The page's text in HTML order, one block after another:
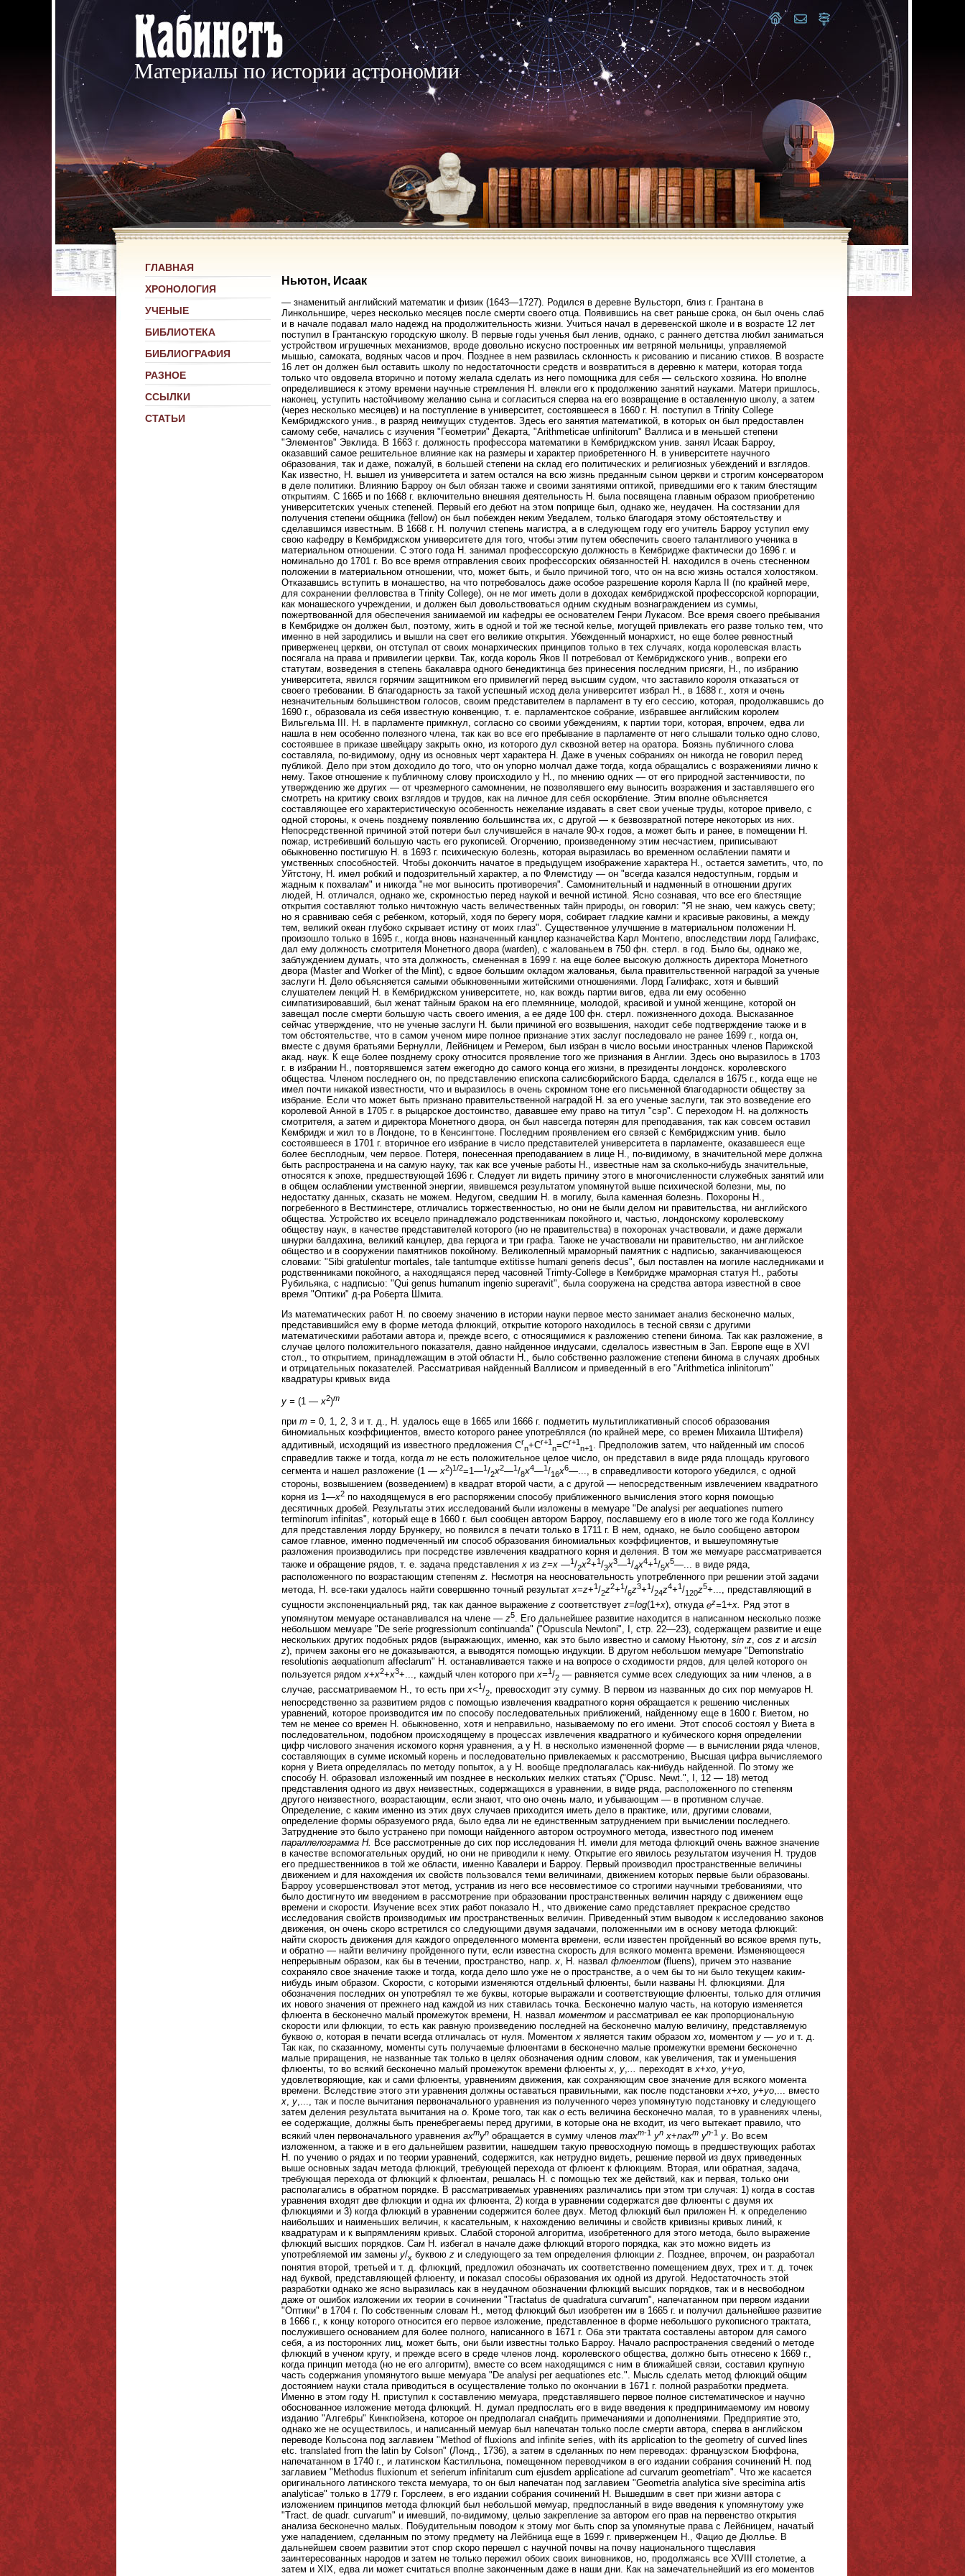
Материалы по истории астрономии
ГЛАВНАЯ
ХРОНОЛОГИЯ
УЧЕНЫЕ
БИБЛИОТЕКА
БИБЛИОГРАФИЯ
РАЗНОЕ
ССЫЛКИ
СТАТЬИ
Ньютон, Исаак
— знаменитый английский математик и физик (1643—1727). Родился в деревне Вульсторп, близ г. Грантана в Линкольншире, через несколько месяцев после смерти своего отца. Появившись на свет раньше срока, он был очень слаб и в начале подавал мало надежд на продолжительность жизни. Учиться начал в деревенской школе и в возрасте 12 лет поступил в Грантанскую городскую школу. В первые годы ученья был ленив, однако, с раннего детства любил заниматься устройством игрушечных механизмов, вроде довольно искусно построенных им ветряной мельницы, управляемой мышью, самоката, водяных часов и проч. Позднее в нем развилась склонность к рисованию и писанию стихов. В возрасте 16 лет он должен был оставить школу по недостаточности средств и возвратиться в деревню к матери, которая тогда только что овдовела вторично и потому желала сделать из него помощника для себя — сельского хозяина. Но вполне определившиеся к этому времени научные стремления Н. влекли его к продолжению занятий науками. Матери пришлось, наконец, уступить настойчивому желанию сына и согласиться сперва на его возвращение в оставленную школу, а затем (через несколько месяцев) и на поступление в университет, состоявшееся в 1660 г. Н. поступил в Trinity College Кембриджского унив., в разряд неимущих студентов. Здесь его занятия математикой, в которых он был предоставлен самому себе, начались с изучения "Геометрии" Декарта, "Arithmeticae unfinitorum" Валлиса и в меньшей степени "Элементов" Эвклида. В 1663 г. должность профессора математики в Кембриджском унив. занял Исаак Барроу, оказавший самое решительное влияние как на размеры и характер приобретенного Н. в университете научного образования, так и даже, пожалуй, в большей степени на склад его политических и религиозных убеждений и взглядов. Как известно, Н. вышел из университета и затем остался на всю жизнь преданным сыном церкви и строгим консерватором в деле политики. Влиянию Барроу он был обязан также и своими занятиями оптикой, приведшими его к таким блестящим открытиям. С 1665 и по 1668 г. включительно внешняя деятельность Н. была посвящена главным образом приобретению университетских ученых степеней. Первый его дебют на этом поприще был, однако же, неудачен. На состязании для получения степени общника (fellow) он был побежден неким Уведалем, только благодаря этому обстоятельству и сделавшимся известным. В 1668 г. Н. получил степень магистра, а в следующем году его учитель Барроу уступил ему свою кафедру в Кембриджском университете для того, чтобы этим путем обеспечить своего талантливого ученика в материальном отношении. С этого года Н. занимал профессорскую должность в Кембридже фактически до 1696 г. и номинально до 1701 г. Во все время отправления своих профессорских обязанностей Н. находился в очень стесненном положении в материальном отношении, что, может быть, и было причиной того, что он на всю жизнь остался холостяком. Отказавшись вступить в монашество, на что потребовалось даже особое разрешение короля Карла II (по крайней мере, для сохранении фелловства в Trinity College), он не мог иметь доли в доходах кембриджской профессорской корпорации, как монашеского учреждении, и должен был довольствоваться одним скудным вознаграждением из суммы, пожертвованной для обеспечения занимаемой им кафедры ее основателем Генри Лукасом. Все время своего пребывания в Кембридже он должен был, поэтому, жить в одной и той же тесной келье, могущей привлекать его разве только тем, что именно в ней зародились и вышли на свет его великие открытия. Убежденный монархист, но еще более ревностный приверженец церкви, он отступал от своих монархических принципов только в тех случаях, когда королевская власть посягала на права и привилегии церкви. Так, когда король Яков II потребовал от Кембриджского унив., вопреки его статутам, возведения в степень бакалавра одного бенедиктинца без принесения последним присяги, Н., по избранию университета, явился горячим защитником его привилегий перед высшим судом, что заставило короля отказаться от своего требовании. В благодарность за такой успешный исход дела университет избрал Н., в 1688 г., хотя и очень незначительным большинством голосов, своим представителем в парламент в ту его сессию, которая, продолжавшись до 1690 г., образовала из себя известную конвенцию, т. е. парламентское собрание, избравшее английским королем Вильгельма III. Н. в парламенте примкнул, согласно со своими убеждениям, к партии тори, которая, впрочем, едва ли нашла в нем особенно полезного члена, так как во все его пребывание в парламенте от него слышали только одно слово, состоявшее в приказе швейцару закрыть окно, из которого дул сквозной ветер на оратора. Боязнь публичного слова составляла, по-видимому, одну из основных черт характера Н. Даже в ученых собраниях он никогда не говорил перед публикой. Дело при этом доходило до того, что он упорно молчал даже тогда, когда обращались с возражениями лично к нему. Такое отношение к публичному слову происходило у Н., по мнению одних — от его природной застенчивости, по утверждению же других — от чрезмерного самомнении, не позволявшего ему выносить возражения и заставлявшего его смотреть на критику своих взглядов и трудов, как на личное для себя оскорбление. Этим вполне объясняется составляющее его характеристическую особенность нежелание издавать в свет свои ученые труды, которое привело, с одной стороны, к очень позднему появлению большинства их, с другой — к безвозвратной потере некоторых из них. Непосредственной причиной этой потери был случившейся в начале 90-х годов, а может быть и ранее, в помещении Н. пожар, истребивший большую часть его рукописей. Огорчению, произведенному этим несчастием, приписывают обыкновенно постигшую Н. в 1693 г. психическую болезнь, которая выразилась во временном ослаблении памяти и умственных способностей. Чтобы докончить начатое в предыдущем изображение характера Н., остается заметить, что, по Уйтстону, Н. имел робкий и подозрительный характер, а по Флемстиду — он "всегда казался недоступным, гордым и жадным к похвалам" и никогда "не мог выносить противоречия". Самомнительный и надменный в отношении других людей, Н. отличался, однако же, скромностью перед наукой и вечной истиной. Ясно сознавая, что все его блестящие открытия составляют только ничтожную часть величественных тайн природы, он говорил: "Я не знаю, чем кажусь свету; но я сравниваю себя с ребенком, который, ходя по берегу моря, собирает гладкие камни и красивые раковины, а между тем, великий океан глубоко скрывает истину от моих глаз". Существенное улучшение в материальном положении Н. произошло только в 1695 г., когда вновь назначенный канцлер казначейства Карл Монтегю, впоследствии лорд Галифакс, дал ему должность смотрителя Монетного двора (warden), с жалованьем в 750 фн. стерл. в год. Было бы, однако же, заблуждением думать, что эта должность, смененная в 1699 г. на еще более высокую должность директора Монетного двора (Master and Worker of the Mint), с вдвое большим окладом жалованья, была правительственной наградой за ученые заслуги Н. Дело объясняется самыми обыкновенными житейскими отношениями. Лорд Галифакс, хотя и бывший слушателем лекций Н. в Кембриджском университете, но, как вождь партии вигов, едва ли ему особенно симпатизировавший, был женат тайным браком на его племяннице, молодой, красивой и умной женщине, которой он завещал после смерти большую часть своего имения, а ее дяде 100 фн. стерл. пожизненного дохода. Высказанное сейчас утверждение, что не ученые заслуги Н. были причиной его возвышения, находит себе подтверждение также и в том обстоятельстве, что в самом ученом мире полное признание этих заслуг последовало не ранее 1699 г., когда он, вместе с двумя братьями Бернулли, Лейбницем и Ремером, был избран в число восьми иностранных членов Парижской акад. наук. К еще более позднему сроку относится проявление того же признания в Англии. Здесь оно выразилось в 1703 г. в избрании Н., повторявшемся затем ежегодно до самого конца его жизни, в президенты лондонск. королевского общества. Членом последнего он, по представлению епископа салисбюрийского Барда, сделался в 1675 г., когда еще не имел почти никакой известности, что и выразилось в очень скромном тоне его письменной благодарности обществу за избрание. Если что может быть признано правительственной наградой Н. за его ученые заслуги, так это возведение его королевой Анной в 1705 г. в рыцарское достоинство, дававшее ему право на титул "сэр". С переходом Н. на должность смотрителя, а затем и директора Монетного двора, он был навсегда потерян для преподавания, так как совсем оставил Кембридж и жил то в Лондоне, то в Кенсингтоне. Последним проявлением его связей с Кембриджским унив. было состоявшееся в 1701 г. вторичное его избрание в число представителей университета в парламенте, оказавшееся еще более бесплодным, чем первое. Потеря, понесенная преподаванием в лице Н., по-видимому, в значительной мере должна быть распространена и на самую науку, так как все ученые работы Н., известные нам за сколько-нибудь значительные, относятся к эпохе, предшествующей 1696 г. Следует ли видеть причину этого в многочисленности служебных занятий или в общем ослаблении умственной энергии, явившемся результатом упомянутой выше психической болезни, мы, по недостатку данных, сказать не можем. Недугом, сведшим Н. в могилу, была каменная болезнь. Похороны Н., погребенного в Вестминстере, отличались торжественностью, но они не были делом ни правительства, ни английского общества. Устройство их всецело принадлежало родственникам покойного и, частью, лондонскому королевскому обществу наук, в качестве представителей которого (но не правительства) в похоронах участвовали, и даже держали шнурки балдахина, великий канцлер, два герцога и три графа. Также не участвовали ни правительство, ни английское общество и в сооружении памятников покойному. Великолепный мраморный памятник с надписью, заканчивающеюся словами: "Sibi gratulentur mortales, tale tantumque extitisse humani generis decus", был поставлен на могиле наследниками и родственниками п
Из математических работ Н. по своему значению в истории науки первое место занимает анализ бесконечно малых,
представившийся ему в форме метода флюкций, открытие которого находилось в тесной связи с другими
математическими работами автора и, прежде всего, с относящимися к разложению степени бинома. Так как разложение, в
случае целого положительного показателя, давно найденное индусами, сделалось известным в Зап. Европе еще в XVI
стол., то открытием, принадлежащим в этой области Н., было собственно разложение степени бинома в случаях дробных
и отрицательных показателей. Рассматривая найденный Валлисом и приведенный в его "Arithmetica inlinitorum"
квадратуры кривых вида
у = (1 —x2)m
при m = 0, 1, 2, 3 и т. д., Н. удалось еще в 1665 или 1666 г. подметить мультипликативный способ образования
биномиальных коэффициентов, вместо которого ранее употреблялся (по крайней мере, со времен Михаила Штифеля)
аддитивный, исходящий из известного предложения Cr
n+Cr+1
n=Cr+1
n+1 . Предположив затем, что найденный им способ
справедлив также и тогда, когда т не есть положительное целое число, он представил в виде ряда площадь кругового
сегмента и нашел разложение (1 —x2)1/2=1—1 /2x2—1 /8x4—1 /16x6—..., в справедливости которого убедился, с одной
стороны, возвышением (возведением) в квадрат второй части, а с другой — непосредственным извлечением квадратного
корня из 1—x2 по находящемуся в его распоряжении способу приближенного вычисления этого корня помощью
десятичных дробей. Результаты этих исследований были изложены в мемуаре "De analysi per aequationes numero
terminorum infinitas", который еще в 1660 г. был сообщен автором Барроу, пославшему его в июле того же года Коллинсу
для представления лорду Брункеру, но появился в печати только в 1711 г. В нем, однако, не было сообщено автором
самое главное, именно подмеченный им способ образования биномиальных коэффициентов, и вышеупомянутые
разложения производились при посредстве извлечения квадратного корня и деления. В том же мемуаре рассматривается
также и обращение рядов, т. е. задача представления х из z=х —1/2x2+1/3х3—1/4х4+1/5x5—... в виде ряда,
расположенного по возрастающим степеням z. Несмотря на неосновательность употребленного при решении этой задачи
метода, Н. все-таки удалось найти совершенно точный результатx=z+1/2z2+1/6z3+1/24z4+1/120z5+..., представляющий в
сущности экспоненциальный ряд, так как данное выражение z соответствует z=log(1+x), откуда ez=1+x. Ряд этот в
упомянутом мемуаре останавливался на члене — z5. Его дальнейшее развитие находится в написанном несколько позже
небольшом мемуаре "De serie progressionum continuanda" ("Opuscula Newtoni", I, стр. 22—23), содержащем развитие и еще
нескольких других подобных рядов (выражающих, именно, как это было известно и самому Ньютону, sin z, cos z и arcsin
z), причем законы его не доказываются, а выводятся помощью индукции. В другом небольшом мемуаре "Demonstratio
resolutionis aequationum affeclarum" H. останавливается также и на вопросе о сходимости рядов, для целей которого он
пользуется рядомх+х2+х3+..., каждый член которого прих=1/2 — равняется сумме всех следующих за ним членов, а в
случае, рассматриваемом Н., то есть прих<1/2, превосходит эту сумму. В первом из названных до сих пор мемуаров Н.
непосредственно за развитием рядов с помощью извлечения квадратного корня обращается к решению численных
уравнений, которое производится им по способу последовательных приближений, найденному еще в 1600 г. Виетом, но
тем не менее со времен Н. обыкновенно, хотя и неправильно, называемому по его имени. Этот способ состоял у Виета в
последовательном, подобном происходящему в процессах извлечения квадратного и кубического корня определении
цифр числового значения искомого корня уравнения, а у Н. в несколько измененной форме — в вычислении ряда членов,
составляющих в сумме искомый корень и последовательно привлекаемых к рассмотрению, Высшая цифра вычисляемого
корня у Виета определялась по методу попыток, а у Н. вообще предполагалась как-нибудь найденной. По этому же
способу Н. образовал изложенный им позднее в нескольких мелких статьях ("Opusc. Newt.", I, 12 — 18) метод
представления одного из двух неизвестных, содержащихся в уравнении, в виде ряда, расположенного по степеням
другого неизвестного, возрастающим, если знают, что оно очень мало, и убывающим — в противном случае.
Определение, с каким именно из этих двух случаев приходится иметь дело в практике, или, другими словами,
определение формы образуемого ряда, было едва ли не единственным затруднением при вычислении последнего.
Затруднение это было устранено при помощи найденного автором остроумного метода, известного под именем
параллелограмма Н. Все рассмотренные до сих пор исследования Н. имели для метода флюкций очень важное значение
в качестве вспомогательных орудий, но они не приводили к нему. Открытие его явилось результатом изучения Н. трудов
его предшественников в той же области, именно Кавалери и Барроу. Первый производил пространственные величины
движением и для нахождения их свойств пользовался теми величинами, движением которых первые были образованы.
Барроу усовершенствовал этот метод, устранив из него все несовместимое со строгими научными требованиями, что
было достигнуто им введением в рассмотрение при образовании пространственных величин наряду с движением еще
времени и скорости. Изучение всех этих работ показало Н., что движение само представляет прекрасное средство
исследования свойств производимых им пространственных величин. Приведенный этим выводом к исследованию законов
движения, он очень скоро встретился со следующими двумя задачами, положенными им в основу метода флюкций:
найти скорость движения для каждого определенного момента времени, если известен пройденный во всякое время путь,
и обратно — найти величину пройденного пути, если известна скорость для всякого момента времени. Изменяющееся
непрерывным образом, как бы в течении, пространство, напр. x , Н. назвал флюентом (fluens), причем это название
сохраняло свое значение также и тогда, когда дело шло уже не о пространстве, а о чем бы то ни было текущем каким-
нибудь иным образом. Скорости, с которыми изменяются отдельный флюенты, были названы Н. флюкциями. Для
обозначения последних он употреблял те же буквы, которые выражали и соответствующие флюенты, только для отличия
их нового значения от прежнего над каждой из них ставилась точка. Бесконечно малую часть, на которую изменяется
флюента в бесконечно малый промежуток времени, Н. назвал моментом и рассматривал ее как пропорциональную
скорости или флюкции, то есть как равную произведению последней на бесконечно малую величину, представляемую
буквою о , которая в печати всегда отличалась от нуля. Моментом х является таким образом xo , моментом у — yo и т. д.
Так как, по сказанному, моменты суть получаемые флюентами в бесконечно малые промежутки времени бесконечно
малые приращения, не названные так только в целях обозначения одним словом, как увеличения, так и уменьшения
флюенты, то во всякий бесконечно малый промежуток времени флюенты x у переходят в x+xo y+yo
удовлетворяющие, как и сами флюенты, уравнениям движения, как сохраняющим свое значение для всякого момента
времени. Вследствие этого эти уравнения должны оставаться правильными, как после подстановки x+xo y+yo ,... вместо
х у ,..., так и после вычитания первоначального уравнения из полученного через упомянутую подстановку и следующего
затем деления результата вычитания на о . Кроме того, так как о есть величина бесконечно малая, то в уравнениях члены,
ее содержащие, должны быть пренебрегаемы перед другими, в которые она не входит, из чего вытекает правило, что
всякий член первоначального уравнения axmyn обращается в сумму членов maxm-1 yn x+naxm yn-1 y. Во всем
изложенном, а также и в его дальнейшем развитии, нашедшем такую превосходную помощь в предшествующих работах
Н. по учению о рядах и по теории уравнений, содержится, как нетрудно видеть, решение первой из двух приведенных
выше основных задач метода флюкций, требующей перехода от флюент к флюкциям. Вторая, или обратная, задача,
требующая перехода от флюкций к флюентам, решалась Н. с помощью тех же действий, как и первая, только они
располагались в обратном порядке. В рассматриваемых уравнениях различались при этом три случая: 1) когда в состав
уравнения входят две флюкции и одна их флюента, 2) когда в уравнении содержатся две флюенты с двумя их
флюкциями и 3) когда флюкций в уравнении содержится более двух. Метод флюкций был приложен Н. к определению
наибольших и наименьших величин, к касательным, к нахождению величины и свойств кривизны кривых линий, к
квадратурам и к выпрямлениям кривых. Слабой стороной алгоритма, изобретенного для этого метода, было выражение
флюкций высших порядков. Сам Н. избегал в начале даже флюкций второго порядка, как это можно видеть из
употребляемой им замены y/x буквою z и следующего за тем определения флюкции z. Позднее, впрочем, он разработал
понятия второй, третьей и т. д. флюкций, предложил обозначать их соответственно помещением двух, трех и т. д. точек
над буквой, представляющей флюенту, и показал способы образования их одной из другой. Недостаточность этой
разработки однако же ясно выразилась как в неудачном обозначении флюкций высших порядков, так и в несвободном
даже от ошибок изложении их теории в сочинении "Tractatus de quadratura curvarum", напечатанном при первом издании
"Оптики" в 1704 г. По собственным словам Н., метод флюкций был изобретен им в 1665 г. и получил дальнейшее развитие
в 1666 г., к концу которого относится его первое изложение, представленное в форме небольшого рукописного трактата,
послужившего основанием для более полного, написанного в 1671 г. Оба эти трактата составлены автором для самого
себя, а из посторонних лиц, может быть, они были известны только Барроу. Начало распространения сведений о методе
флюкций в ученом кругу, и прежде всего в среде членов лонд. королевского общества, должно быть отнесено к 1669 г.,
когда принцип метода (но не его алгоритм), вместе со всем находящимся с ним в ближайшей связи, составил крупную
часть содержания упомянутого выше мемуара "De analysi per aequationes etc.". Мысль сделать метод флюкций общим
достоянием науки стала приводиться в осуществление только по окончании в 1671 г. полной разработки предмета.
Именно в этом году Н. приступил к составлению мемуара, представлявшего первое полное систематическое и научно
обоснованное изложение метода флюкций. Н. думал предпослать его в виде введения к предпринимаемому им новому
изданию "Алгебры" Кинкгюйзена, которое он предполагал снабдить примечаниями и дополнениями. Предприятие это,
однако же не осуществилось, и написанный мемуар был напечатан только после смерти автора, сперва в английском
переводе Кольсона под заглавием "Method of fluxions and infinite series, with its application to the geometry of curved lines
etc. translated from the latin by Colson" (Лонд., 1736), а затем в сделанных по нем переводах: французском Бюффона,
напечатанном в 1740 г., и латинском Кастилльона, помещенном переводчиком в его издании собрания сочинений Н. под
заглавием "Methodus fluxionum et serierum infinitarum cum ejusdem applicatione ad curvarum geometriam". Что же касается
оригинального латинского текста мемуара, то он был напечатан под заглавием "Geometria analytica sive specimina artis
analyticae" только в 1779 г. Горслеем, в его издании собрания сочинений Н. Вышедшим в свет при жизни автора с
изложением принципов метода флюкций был небольшой мемуар, предпосланный в виде введения к упомянутому уже
"Tract. de quadr. curvarum" и имевший, по-видимому, целью закрепление за автором его прав на первенство открытия
анализа бесконечно малых. Побудительным поводом к этому мог быть спор за упомянутые права с Лейбницем, начатый
уже нападением, сделанным по этому предмету на Лейбница еще в 1699 г. приверженцем Н., Фацио де Дюллье. В
дальнейшем своем развитии этот спор скоро перешел с научной почвы на почву национального тщеславия
заинтересованных народов и затем не только пережил обоих своих виновников, но, продолжаясь все XVIII столетие, а
затем и XIX, едва ли может считаться вполне законченным даже в наши дни. Как на замечательнейший из его моментов